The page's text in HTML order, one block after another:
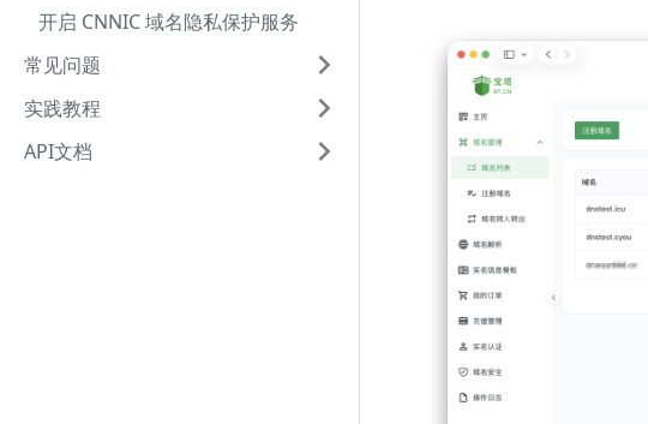
开启 CNNIC 域名隐私保护服务
常见问题
实践教程
API文档